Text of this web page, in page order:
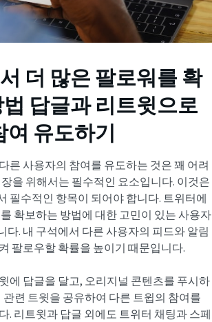
더 많은 팔로워를 확
답글과 리트윗으로
여 유도하기
른 사용자의 참여를 유도하는 것은 꽤 어려
을 위해서는 필수적인 요소입니다. 이것은
필수적인 항목이 되어야 합니다. 트위터에
확보하는 방법에 대한 고민이 있는 사용자
다. 내 구석에서 다른 사용자의 피드와 알림
팔로우할 확률을 높이기 때문입니다.
에 답글을 달고, 오리지널 콘텐츠를 푸시하
관련 트윗을 공유하여 다른 트윕의 참여를
. 리트윗과 답글 외에도 트위터 채팅과 스페